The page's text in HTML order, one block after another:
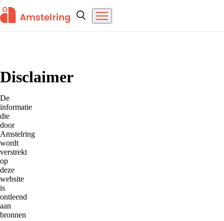
Overslaan en naar de inhoud gaan
Amstelring
ZoekenMenu
Disclaimer
De
informatie
die
door
Amstelring
wordt
verstrekt
op
deze
website
is
ontleend
aan
bronnen